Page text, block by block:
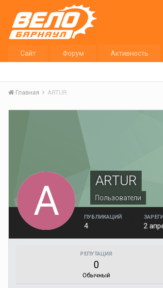
Сайт Форум Активность
Главная ARTUR
ARTUR
Пользователи
ПУБЛИКАЦИЙ
4 2
РЕПУТАЦИЯ
0
Обычный